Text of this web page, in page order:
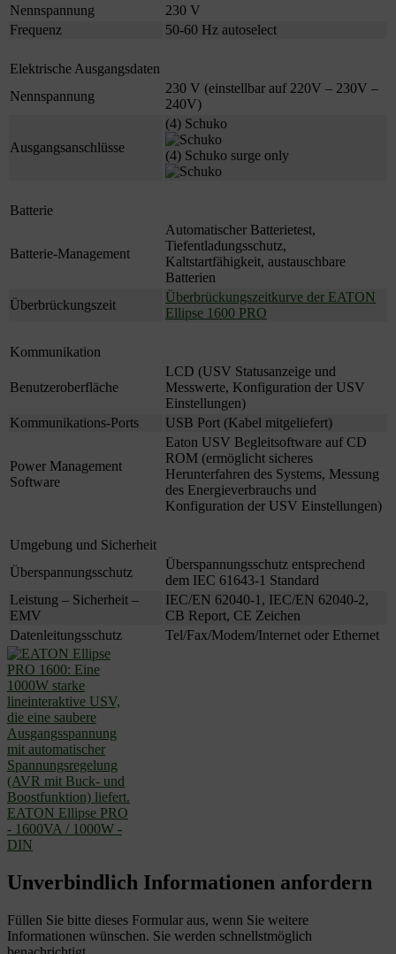
Nennspannung
230 V
Frequenz
50-60 Hz autoselect
Elektrische Ausgangsdaten
Nennspannung
230 V (einstellbar auf 220V – 230V –
240V)
Ausgangsanschlüsse
(4) Schuko
(4) Schuko surge only
Batterie
Batterie-Management
Automatischer Batterietest,
Tiefentladungsschutz,
Kaltstartfähigkeit, austauschbare
Batterien
Überbrückungszeit
Überbrückungszeitkurve der EATON
Ellipse 1600 PRO
Kommunikation
Benutzeroberfläche
LCD (USV Statusanzeige und
Messwerte, Konfiguration der USV
Einstellungen)
Kommunikations-Ports
USB Port (Kabel mitgeliefert)
Power Management
Software
Eaton USV Begleitsoftware auf CD
ROM (ermöglicht sicheres
Herunterfahren des Systems, Messung
des Energieverbrauchs und
Konfiguration der USV Einstellungen)
Umgebung und Sicherheit
Überspannungsschutz
Überspannungsschutz entsprechend
dem IEC 61643-1 Standard
Leistung – Sicherheit –
EMV
IEC/EN 62040-1, IEC/EN 62040-2,
CB Report, CE Zeichen
Datenleitungsschutz
Tel/Fax/Modem/Internet oder Ethernet
EATON Ellipse PRO
- 1600VA / 1000W -
DIN
Unverbindlich Informationen anfordern
Füllen Sie bitte dieses Formular aus, wenn Sie weitere
Informationen wünschen. Sie werden schnellstmöglich